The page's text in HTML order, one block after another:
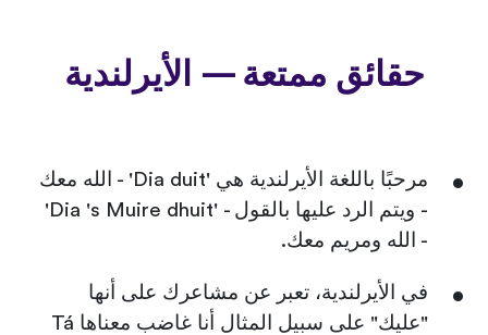
حقائق ممتعة — الأيرلندية
مرحبًا باللغة الأيرلندية هي 'Dia duit' - الله معك
- ويتم الرد عليها بالقول - 'Dia 's Muire dhuit'
- الله ومريم معك.
في الأيرلندية، تعبر عن مشاعرك على أنها
"عليك" على سبيل المثال أنا غاضب معناها Tá